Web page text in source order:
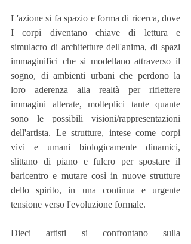
L'azione si fa spazio e forma di ricerca, dove
I corpi diventano chiave di lettura e
simulacro di architetture dell'anima, di spazi
immaginifici che si modellano attraverso il
sogno, di ambienti urbani che perdono la
loro aderenza alla realtà per riflettere
immagini alterate, molteplici tante quante
sono le possibili visioni/rappresentazioni
dell'artista. Le strutture, intese come corpi
vivi e umani biologicamente dinamici,
slittano di piano e fulcro per spostare il
baricentro e mutare così in nuove strutture
dello spirito, in una continua e urgente
tensione verso l'evoluzione formale.
Dieci artisti si confrontano sulla